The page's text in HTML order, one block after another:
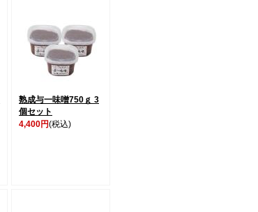
熟成与一味噌750ｇ 3
個セット
4,400円(税込)